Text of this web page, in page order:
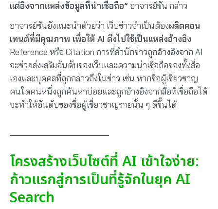
แต่อิงจากแหล่งข้อมูลที่น่าเชื่อถือ” อาจารย์ซัน กล่าว
อาจารย์ซันยังแนะนำด้วยว่า เว็บข่าวจำเป็นต้องผลิตคอน
เทนต์ที่มีคุณภาพ เพื่อให้ AI ดึงไปใช้เป็นแหล่งอ้างอิง
Reference หรือ Citation การที่สำนักข่าวถูกอ้างอิงจาก AI
จะช่วยส่งเสริมอันดับของเว็บและความน่าเชื่อถือของทั้งสื่อ
เองและบุคคลที่ถูกกล่าวถึงในข่าว เช่น หากชื่อผู้เชี่ยวชาญ
คนใดคนหนึ่งถูกค้นหาบ่อยและถูกอ้างอิงจากสื่อที่เชื่อถือได้
จะทำให้อันดับของชื่อผู้เชี่ยวชาญรายนั้น ๆ ดีขึ้นได้
โครงสร้างเว็บไซต์ที่ AI เข้าใจง่าย:
ก้าวแรกสู่การเป็นที่รู้จักในยุค AI
Search